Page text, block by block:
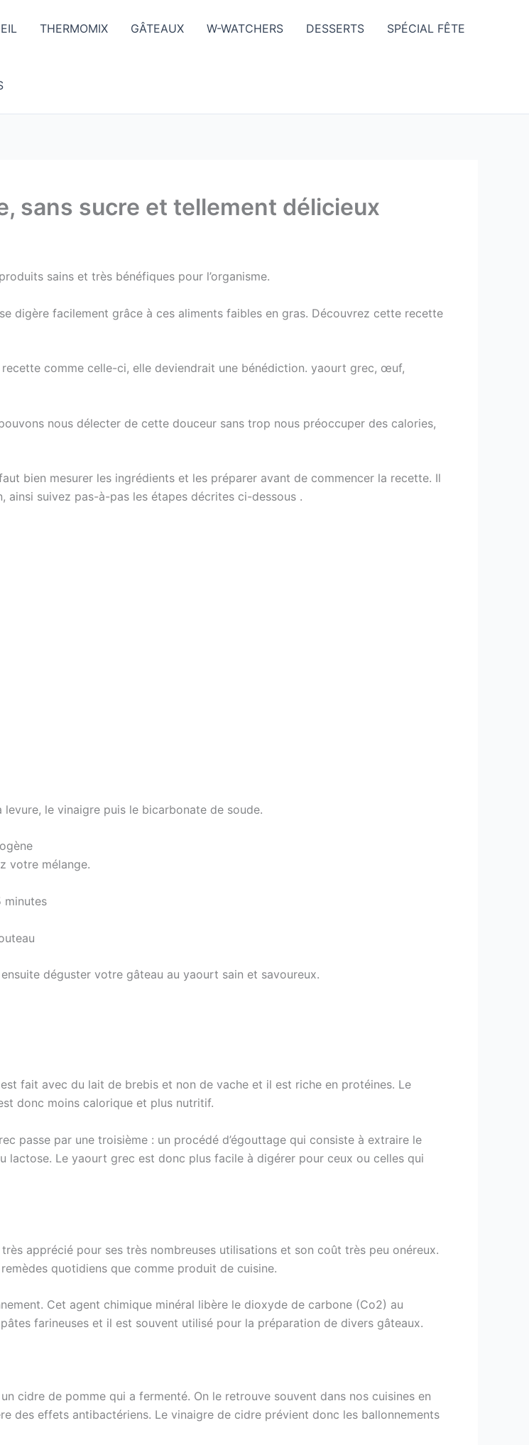
THERMOMIX GÂTEAUX W-WATCHERS DESSERTS SPÉCIAL FÊTE
sans sucre et tellement délicieux
sains et très bénéfiques pour l’organisme.
digère facilement grâce à ces aliments faibles en gras. Découvrez cette recette
comme celle-ci, elle deviendrait une bénédiction. yaourt grec, œuf,
nous délecter de cette douceur sans trop nous préoccuper des calories,
bien mesurer les ingrédients et les préparer avant de commencer la recette. Il
suivez pas-à-pas les étapes décrites ci-dessous .
le vinaigre puis le bicarbonate de soude.
votre mélange.
minutes
déguster votre gâteau au yaourt sain et savoureux.
fait avec du lait de brebis et non de vache et il est riche en protéines. Le
donc moins calorique et plus nutritif.
passe par une troisième : un procédé d’égouttage qui consiste à extraire le
lactose. Le yaourt grec est donc plus facile à digérer pour ceux ou celles qui
apprécié pour ses très nombreuses utilisations et son coût très peu onéreux.
quotidiens que comme produit de cuisine.
Cet agent chimique minéral libère le dioxyde de carbone (Co2) au
farineuses et il est souvent utilisé pour la préparation de divers gâteaux.
cidre de pomme qui a fermenté. On le retrouve souvent dans nos cuisines en
des effets antibactériens. Le vinaigre de cidre prévient donc les ballonnements